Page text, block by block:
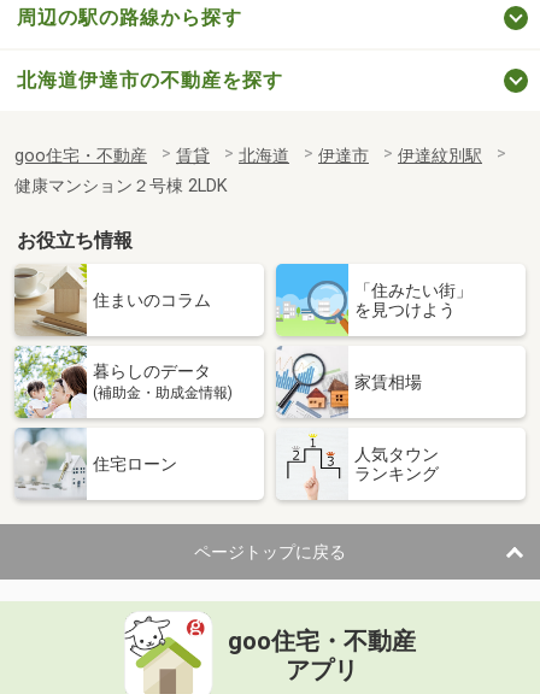
周辺の駅の路線から探す
北海道伊達市の不動産を探す
goo住宅・不動産 賃貸 北海道 伊達市
伊達紋別駅
健康マンション２号棟 2LDK
お役立ち情報
住まいのコラム
「住みたい街」
を見つけよう
暮らしのデータ
(補助金・助成金情報)
家賃相場
住宅ローン
人気タウン
ランキング
ページトップに戻る
goo住宅・不動産
アプリ